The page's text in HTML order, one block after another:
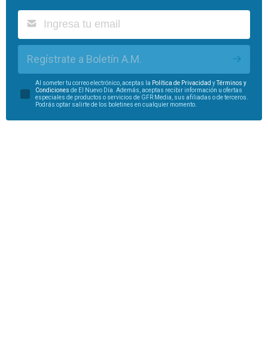
Regístrate a Boletín A.M.
Al someter tu correo electrónico, aceptas la Política de Privacidad yTérminos y
Condiciones de El Nuevo Día. Además, aceptas recibir información u ofertas
especiales de productos o servicios de GFR Media, sus afiliadas o de terceros.
Podrás optar salirte de los boletines en cualquier momento.